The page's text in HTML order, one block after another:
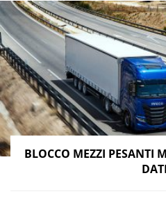
BLOCCO MEZZI PESANTI